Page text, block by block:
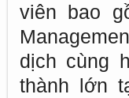
viên bao
dịch cùng
thành lớn